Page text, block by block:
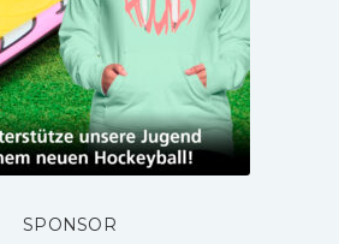
SPONSOR